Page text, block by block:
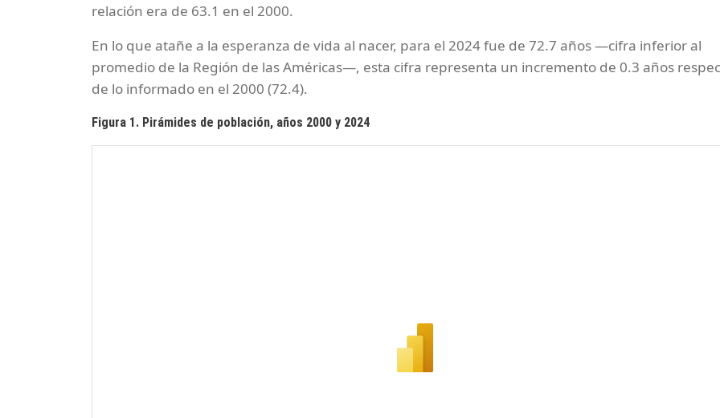
relación era de 63.1 en el 2000.
En lo que atañe a la esperanza de vida al nacer, para el 2024 fue de 72.7 años —cifra inferior al
promedio de la Región de las Américas—, esta cifra representa un incremento de 0.3 años
de lo informado en el 2000 (72.4).
Figura 1. Pirámides de población, años 2000 y 2024